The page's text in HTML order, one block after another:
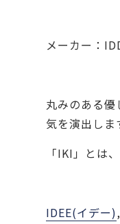
メーカー：
丸みのある
気を演出しま
「IKI」とは
IDEE(イデー),